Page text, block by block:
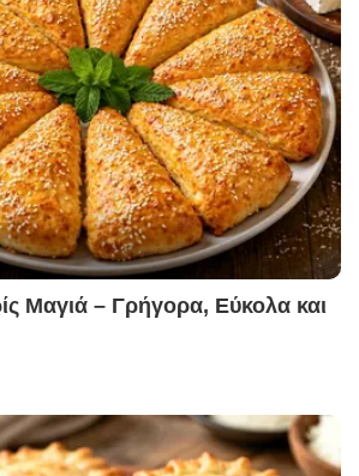
Μαγιά – Γρήγορα, Εύκολα και